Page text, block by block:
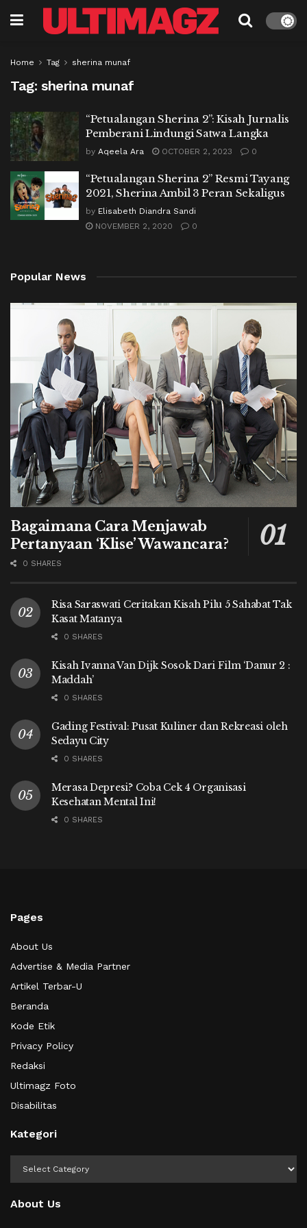
Home Tag sherina munaf
Tag: sherina munaf
“Petualangan Sherina 2”: Kisah Jurnalis
Pemberani Lindungi Satwa Langka
by Aqeela Ara OCTOBER 2, 2023 0
“Petualangan Sherina 2” Resmi Tayang
2021, Sherina Ambil 3 Peran Sekaligus
by Elisabeth Diandra Sandi
NOVEMBER 2, 2020
0
Popular News
Bagaimana Cara Menjawab
Pertanyaan ‘Klise’ Wawancara?
0 SHARES
Risa Saraswati Ceritakan Kisah Pilu 5 Sahabat Tak
Kasat Matanya
0 SHARES
Kisah Ivanna Van Dijk Sosok Dari Film ‘Danur 2 :
Maddah’
0 SHARES
Gading Festival: Pusat Kuliner dan Rekreasi oleh
Sedayu City
0 SHARES
Merasa Depresi? Coba Cek 4 Organisasi
Kesehatan Mental Ini!
0 SHARES
Pages
About Us
Advertise & Media Partner
Artikel Terbar-U
Beranda
Kode Etik
Privacy Policy
Redaksi
Ultimagz Foto
Disabilitas
Kategori
About Us